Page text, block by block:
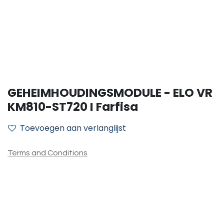
GEHEIMHOUDINGSMODULE - ELO VR
KM810-ST720 I Farfisa
Toevoegen aan verlanglijst
Terms and Conditions